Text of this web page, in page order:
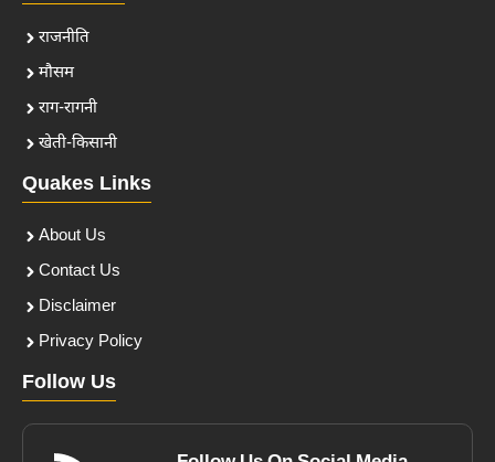
राजनीति
मौसम
राग-रागनी
खेती-किसानी
Quakes Links
About Us
Contact Us
Disclaimer
Privacy Policy
Follow Us